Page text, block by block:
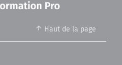
Haut de la page